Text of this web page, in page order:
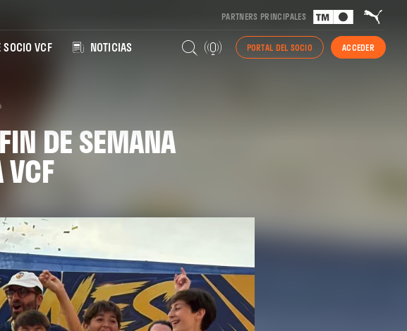
PARTNERS PRINCIPALES
SOCIO VCF NOTICIAS PORTAL DEL SOCIO ACCEDER
DE SEMANA